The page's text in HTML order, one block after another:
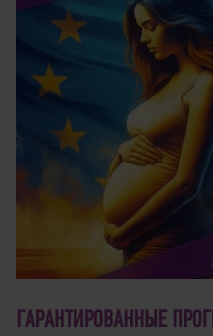
ГАРАНТИРОВАННЫЕ